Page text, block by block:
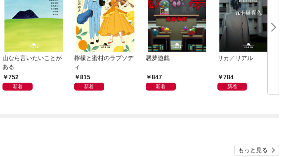
山なら言いたいことが
ある
752
新着
檸檬と蜜柑のラプソデ
ィ
815
新着
悪夢遊戯
847
新着
リカ／リアル
784
新着
もっと見る